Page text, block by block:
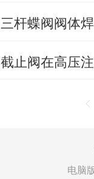
三杆蝶阀阀体
截止阀在高压
电脑